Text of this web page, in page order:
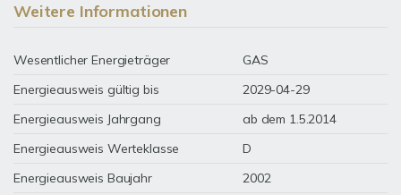
Weitere Informationen
Wesentlicher Energieträger
GAS
Energieausweis gültig bis
2029-04-29
Energieausweis Jahrgang
ab dem 1.5.2014
Energieausweis Werteklasse
D
Energieausweis Baujahr
2002